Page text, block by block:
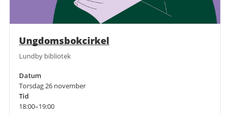
Ungdomsbokcirkel
Lundby bibliotek
Datum
Torsdag 26 november
Tid
18:00–19:00